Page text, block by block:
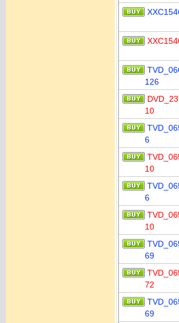
126
10
6
10
6
10
69
72
69